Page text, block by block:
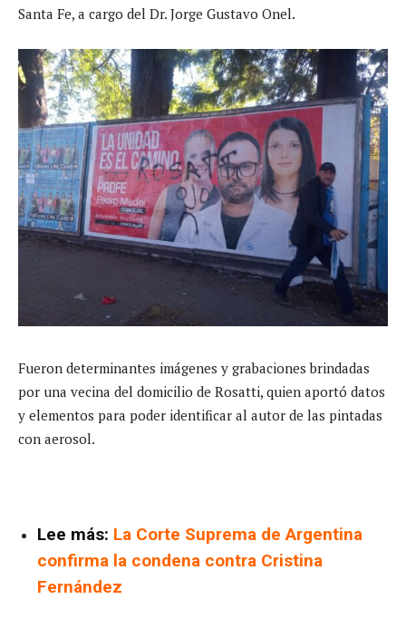
Santa Fe, a cargo del Dr. Jorge Gustavo Onel.
Fueron determinantes imágenes y grabaciones brindadas
por una vecina del domicilio de Rosatti, quien aportó datos
y elementos para poder identificar al autor de las pintadas
con aerosol.
Lee más: La Corte Suprema de Argentina
confirma la condena contra Cristina
Fernández